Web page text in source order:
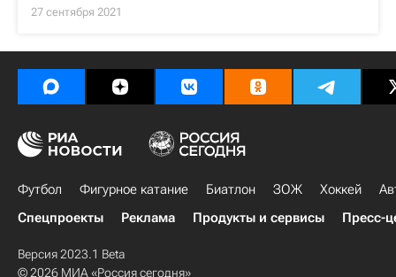
27 сентября 2021
Футбол Фигурное катание Биатлон ЗОЖ Хоккей
Спецпроекты
Реклама Продукты и сервисы Пресс-
Версия 2023.1 Beta
© 2026 МИА «Россия сегодня»